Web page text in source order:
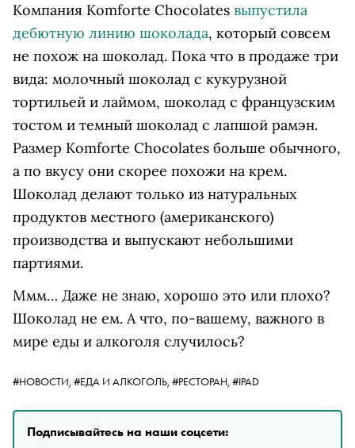
Компания Komforte Chocolates выпустила
дебютную линию шоколада, который совсем
не похож на шоколад. Пока что в продаже три
вида: молочный шоколад с кукурузной
тортильей и лаймом, шоколад с французским
тостом и темный шоколад с лапшой рамэн.
Размер Komforte Chocolates больше обычного,
а по вкусу они скорее похожи на крем.
Шоколад делают только из натуральных
продуктов местного (американского)
производства и выпускают небольшими
партиями.
Ммм… Даже не знаю, хорошо это или плохо?
Шоколад не ем. А что, по-вашему, важного в
мире еды и алкоголя случилось?
#НОВОСТИ, #ЕДА И АЛКОГОЛЬ, #РЕСТОРАН, #IPAD
Подписывайтесь на наши соцсети: